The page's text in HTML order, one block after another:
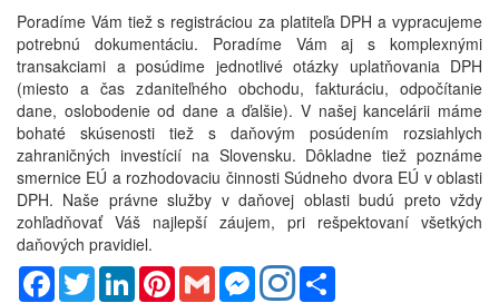
Poradíme Vám tiež s registráciou za platiteľa DPH a vypracujeme
potrebnú dokumentáciu. Poradíme Vám aj s komplexnými
transakciami a posúdime jednotlivé otázky uplatňovania DPH
(miesto a čas zdaniteľného obchodu, fakturáciu, odpočítanie
dane, oslobodenie od dane a ďalšie). V našej kancelárii máme
bohaté skúsenosti tiež s daňovým posúdením rozsiahlych
zahraničných investícií na Slovensku. Dôkladne tiež poznáme
smernice EÚ a rozhodovaciu činnosti Súdneho dvora EÚ v oblasti
DPH. Naše právne služby v daňovej oblasti budú preto vždy
zohľadňovať Váš najlepší záujem, pri rešpektovaní všetkých
daňových pravidiel.
Facebook
TwitterLinkedInPinterestGmail Messenger